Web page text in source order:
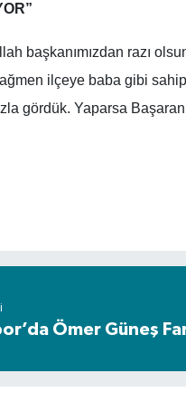
başkanımızdan razı
ilçeye baba gibi
gördük. Yaparsa
Ömer Güneş